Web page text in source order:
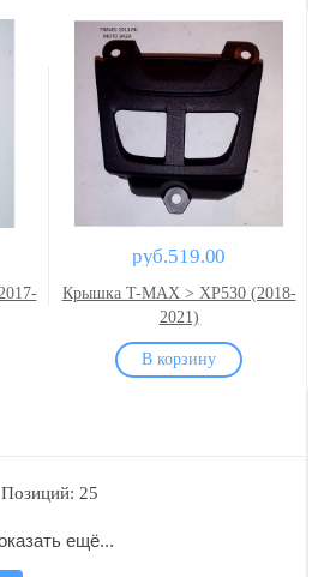
руб.519.00
Крышка T-MAX > XP530 (2018-
2021)
Позиций: 25
ещё...